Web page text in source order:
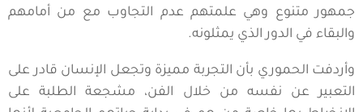
جمهور متنوع وهي علمتهم عدم التجاوب مع من أمامهم
والبقاء في الدور الذي يمثلونه.
وأردفت الحموري بأن التجربة مميزة وتجعل الإنسان قادر على
التعبير عن نفسه من خلال الفن، مشجعة الطلبة على